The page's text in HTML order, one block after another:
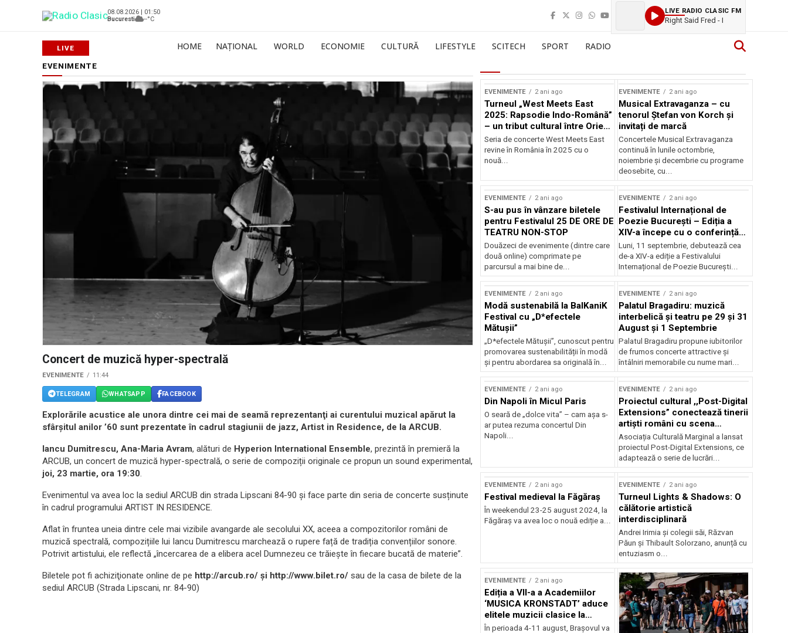
08.08.2026 | 01:50
Bucuresti
--°C
LIVE RADIO CLASIC FM
Right Said Fred - I
HOME NAȚIONAL WORLD ECONOMIE CULTURĂ LIFESTYLE SCITECH SPORT RADIO
EVENIMENTE
Concert de muzică hyper-spectrală
EVENIMENTE 11:44
TELEGRAM WHATSAPP FACEBOOK
Explorările acustice ale unora dintre cei mai de seamă reprezentanţi ai curentului muzical apărut la
sfârşitul anilor ’60 sunt prezentate în cadrul stagiunii de jazz, Artist in Residence, de la ARCUB.
Iancu Dumitrescu, Ana-Maria Avram, alături de Hyperion International Ensemble, prezintă în premieră la
ARCUB, un concert de muzică hyper-spectrală, o serie de compoziții originale ce propun un sound experimental,
joi, 23 martie, ora 19:30.
Evenimentul va avea loc la sediul ARCUB din strada Lipscani 84-90 și face parte din seria de concerte susținute
în cadrul programului ARTIST IN RESIDENCE.
Aflat în fruntea uneia dintre cele mai vizibile avangarde ale secolului XX, aceea a compozitorilor români de
muzică spectrală, compozițiile lui Iancu Dumitrescu marchează o rupere față de tradiția convențiilor sonore.
Potrivit artistului, ele reflectă „încercarea de a elibera acel Dumnezeu ce trăiește în fiecare bucată de materie”.
Biletele pot fi achiziţionate online de pe http://arcub.ro/ și http://www.bilet.ro/ sau de la casa de bilete de la
sediul ARCUB (Strada Lipscani, nr. 84-90)
EVENIMENTE 2 ani ago
Turneul „West Meets East
2025: Rapsodie Indo-Română”
– un tribut cultural între Orient
și Occident
Seria de concerte West Meets East
revine în România în 2025 cu o
nouă...
EVENIMENTE 2 ani ago
Musical Extravaganza – cu
tenorul Ștefan von Korch și
invitați de marcă
Concertele Musical Extravaganza
continuă în lunile octombrie,
noiembrie şi decembrie cu programe
deosebite, cu...
EVENIMENTE 2 ani ago
S-au pus în vânzare biletele
pentru Festivalul 25 DE ORE DE
TEATRU NON-STOP
Douăzeci de evenimente (dintre care
două online) comprimate pe
parcursul a mai bine de...
EVENIMENTE 2 ani ago
Festivalul Internațional de
Poezie București – Ediția a
XIV-a începe cu o conferință
despre limba română
susținută de Marco Lucchesi
Luni, 11 septembrie, debutează cea
de-a XIV-a ediție a Festivalului
Internațional de Poezie București...
EVENIMENTE 2 ani ago
Modă sustenabilă la BalKaniK
Festival cu „D*efectele
Mătușii”
„D*efectele Mătușii”, cunoscut pentru
promovarea sustenabilității în modă
și pentru abordarea sa originală în...
EVENIMENTE 2 ani ago
Palatul Bragadiru: muzică
interbelică şi teatru pe 29 şi 31
August şi 1 Septembrie
Palatul Bragadiru propune iubitorilor
de frumos concerte attractive şi
întâlniri memorabile cu nume mari...
EVENIMENTE 2 ani ago
Din Napoli în Micul Paris
O seară de „dolce vita” – cam așa s-
ar putea rezuma concertul Din
Napoli...
EVENIMENTE 2 ani ago
Proiectul cultural ,,Post-Digital
Extensions” conectează tinerii
artiști români cu scena
internațională
Asociația Culturală Marginal a lansat
proiectul Post-Digital Extensions, ce
adaptează o serie de lucrări...
EVENIMENTE 2 ani ago
Festival medieval la Făgăraș
În weekendul 23-25 august 2024, la
Făgăraș va avea loc o nouă ediție a...
EVENIMENTE 2 ani ago
Turneul Lights & Shadows: O
călătorie artistică
interdisciplinară
Andrei Irimia și colegii săi, Răzvan
Păun și Thibault Solorzano, anunță cu
entuziasm o...
EVENIMENTE 2 ani ago
Ediția a VII-a a Academiilor
‘MUSICA KRONSTADT’ aduce
elitele muzicii clasice la
Brașov
În perioada 4-11 august, Brașovul va